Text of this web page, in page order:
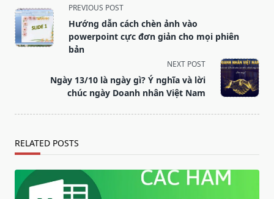
<span
class="nav-
subtitle
screen-
text">Page</span>
PREVIOUS POST
Hướng dẫn cách chèn ảnh vào
powerpoint cực đơn giản cho mọi phiên
bản
NEXT POST
Ngày 13/10 là ngày gì? Ý nghĩa và lời
chúc ngày Doanh nhân Việt Nam
RELATED POSTS